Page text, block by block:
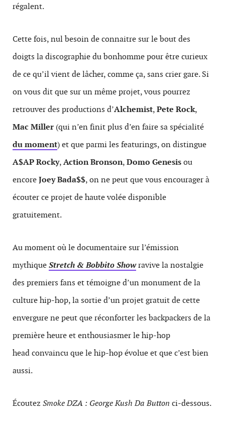
régalent.
Cette fois, nul besoin de connaitre sur le bout des
doigts la discographie du bonhomme pour être curieux
de ce qu’il vient de lâcher, comme ça, sans crier gare. Si
on vous dit que sur un même projet, vous pourrez
retrouver des productions d’Alchemist,Pete Rock,
Mac Miller (qui n’en finit plus d’en faire sa spécialité
du moment) et que parmi les featurings, on distingue
A$AP Rocky,Action Bronson,Domo Genesisou
encoreJoey Bada$$, on ne peut que vous encourager à
écouter ce projet de haute volée disponible
gratuitement.
Au moment où le documentaire sur l’émission
mythiqueStretch & BobbitoShowravive la nostalgie
des premiers fans et témoigne d’un monument de la
culture hip-hop, la sortie d’un projet gratuit de cette
envergure ne peut que réconforter les backpackers de la
première heure et enthousiasmer le hip-hop
head convaincu que le hip-hop évolue et que c’est bien
aussi.
Écoutez Smoke DZA : George Kush Da Button ci-dessous.